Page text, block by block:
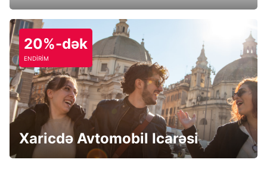
20%-dək
ENDİRİM
Xaricdə Avtomobil Icarəsi